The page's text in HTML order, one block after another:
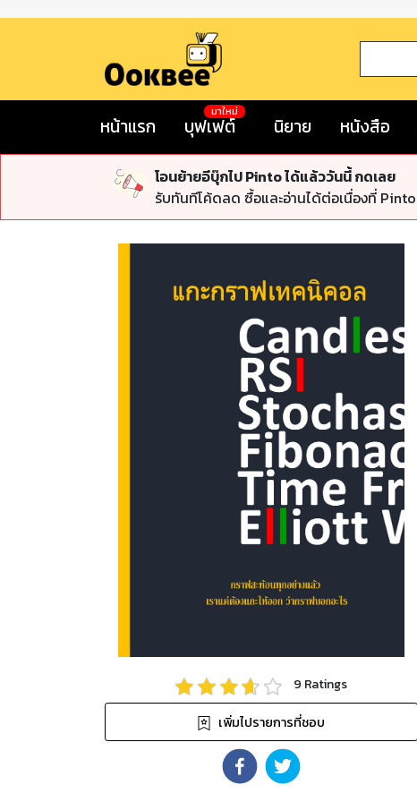
หน้าแรก บุฟเฟต์
มาใหม่
นิยาย หนังสือ
โอนย้ายอีบุ๊กไป Pinto ได้แล้ววันนี้ กดเลย
รับทันทีโค้ดลด ซื้อและอ่านได้ต่อเนื่องที่ Pinto
9 Ratings
เพิ่มไปรายการที่ชอบ